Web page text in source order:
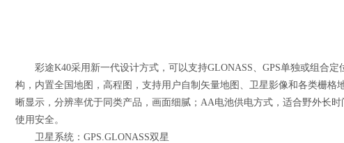
彩途K40采用新一代设计方式，可以支持GLONASS、GPS单独或组合定
构，内置全国地图，高程图，支持用户自制矢量地图、卫星影像和各类栅格
晰显示，分辨率优于同类产品，画面细腻；AA电池供电方式，适合野外长
使用安全。
卫星系统：GPS.GLONASS双星